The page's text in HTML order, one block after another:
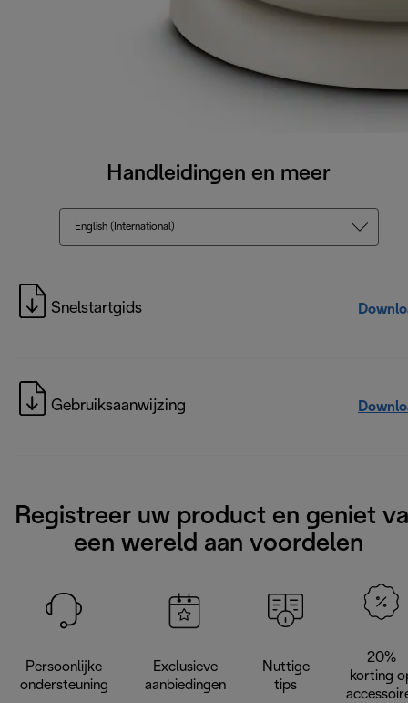
Handleidingen en meer
English (International)
Snelstartgids
Gebruiksaanwijzing
Registreer uw product en geniet
een wereld aan voordelen
Persoonlijke
ondersteuning
Exclusieve
aanbiedingen
Nuttige
tips
20%
korting